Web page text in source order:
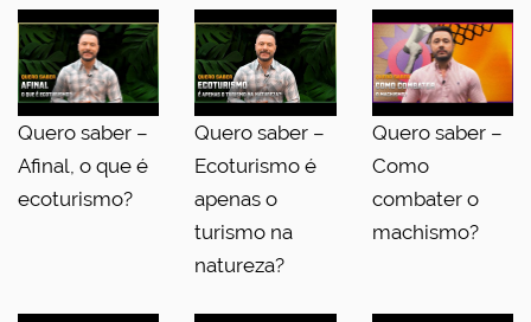
Quero saber –
Afinal, o que é
ecoturismo?
Quero saber –
Ecoturismo é
apenas o
turismo na
natureza?
Quero saber –
Como
combater o
machismo?